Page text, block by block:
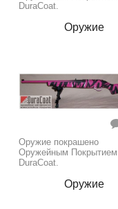
DuraCoat.
Оружие
Оружие покрашено
Оружейным Покрытием
DuraCoat.
Оружие